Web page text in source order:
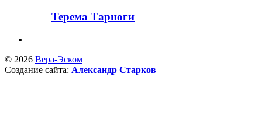
Терема Тарноги
© 2026 Вера-Эском
Создание сайта: Александр Старков